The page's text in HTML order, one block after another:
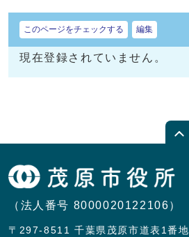
このページをチェックする 編集
現在登録されていません。
（法人番号 8000020122106）
〒297-8511 千葉県茂原市道表1番地